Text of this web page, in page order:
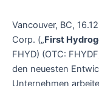
Vancouver, BC,
Corp. („First
FHYD) (OTC:
den neuesten
Unternehmen